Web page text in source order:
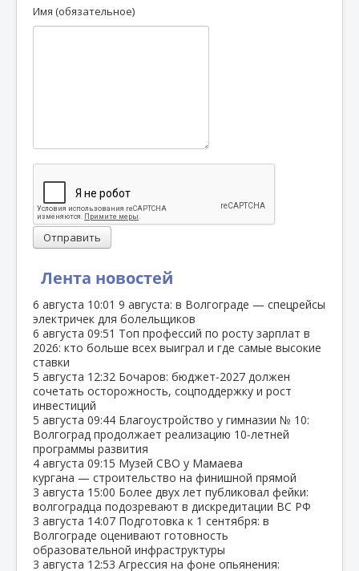
Лента новостей
6 августа 10:01 9 августа: в Волгограде — спецрейсы
электричек для болельщиков
6 августа 09:51 Топ профессий по росту зарплат в
2026: кто больше всех выиграл и где самые высокие
ставки
5 августа 12:32 Бочаров: бюджет‑2027 должен
сочетать осторожность, соцподдержку и рост
инвестиций
5 августа 09:44 Благоустройство у гимназии № 10:
Волгоград продолжает реализацию 10‑летней
программы развития
4 августа 09:15 Музей СВО у Мамаева
кургана — строительство на финишной прямой
3 августа 15:00 Более двух лет публиковал фейки:
волгоградца подозревают в дискредитации ВС РФ
3 августа 14:07 Подготовка к 1 сентября: в
Волгограде оценивают готовность
образовательной инфраструктуры
3 августа 12:53 Агрессия на фоне опьянения:
Имя (обязательное)
Отправить